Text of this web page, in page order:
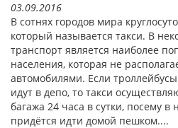
03.09.2016
В сотнях городов мира
который называется такси. В
транспорт является наиболее
населения, которая не
автомобилями. Если
идут в депо, то такси
багажа 24 часа в сутки, посему
придётся идти домой пешком....